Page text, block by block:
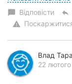
chat_bubble Відповісти reply
warning
Влад
22